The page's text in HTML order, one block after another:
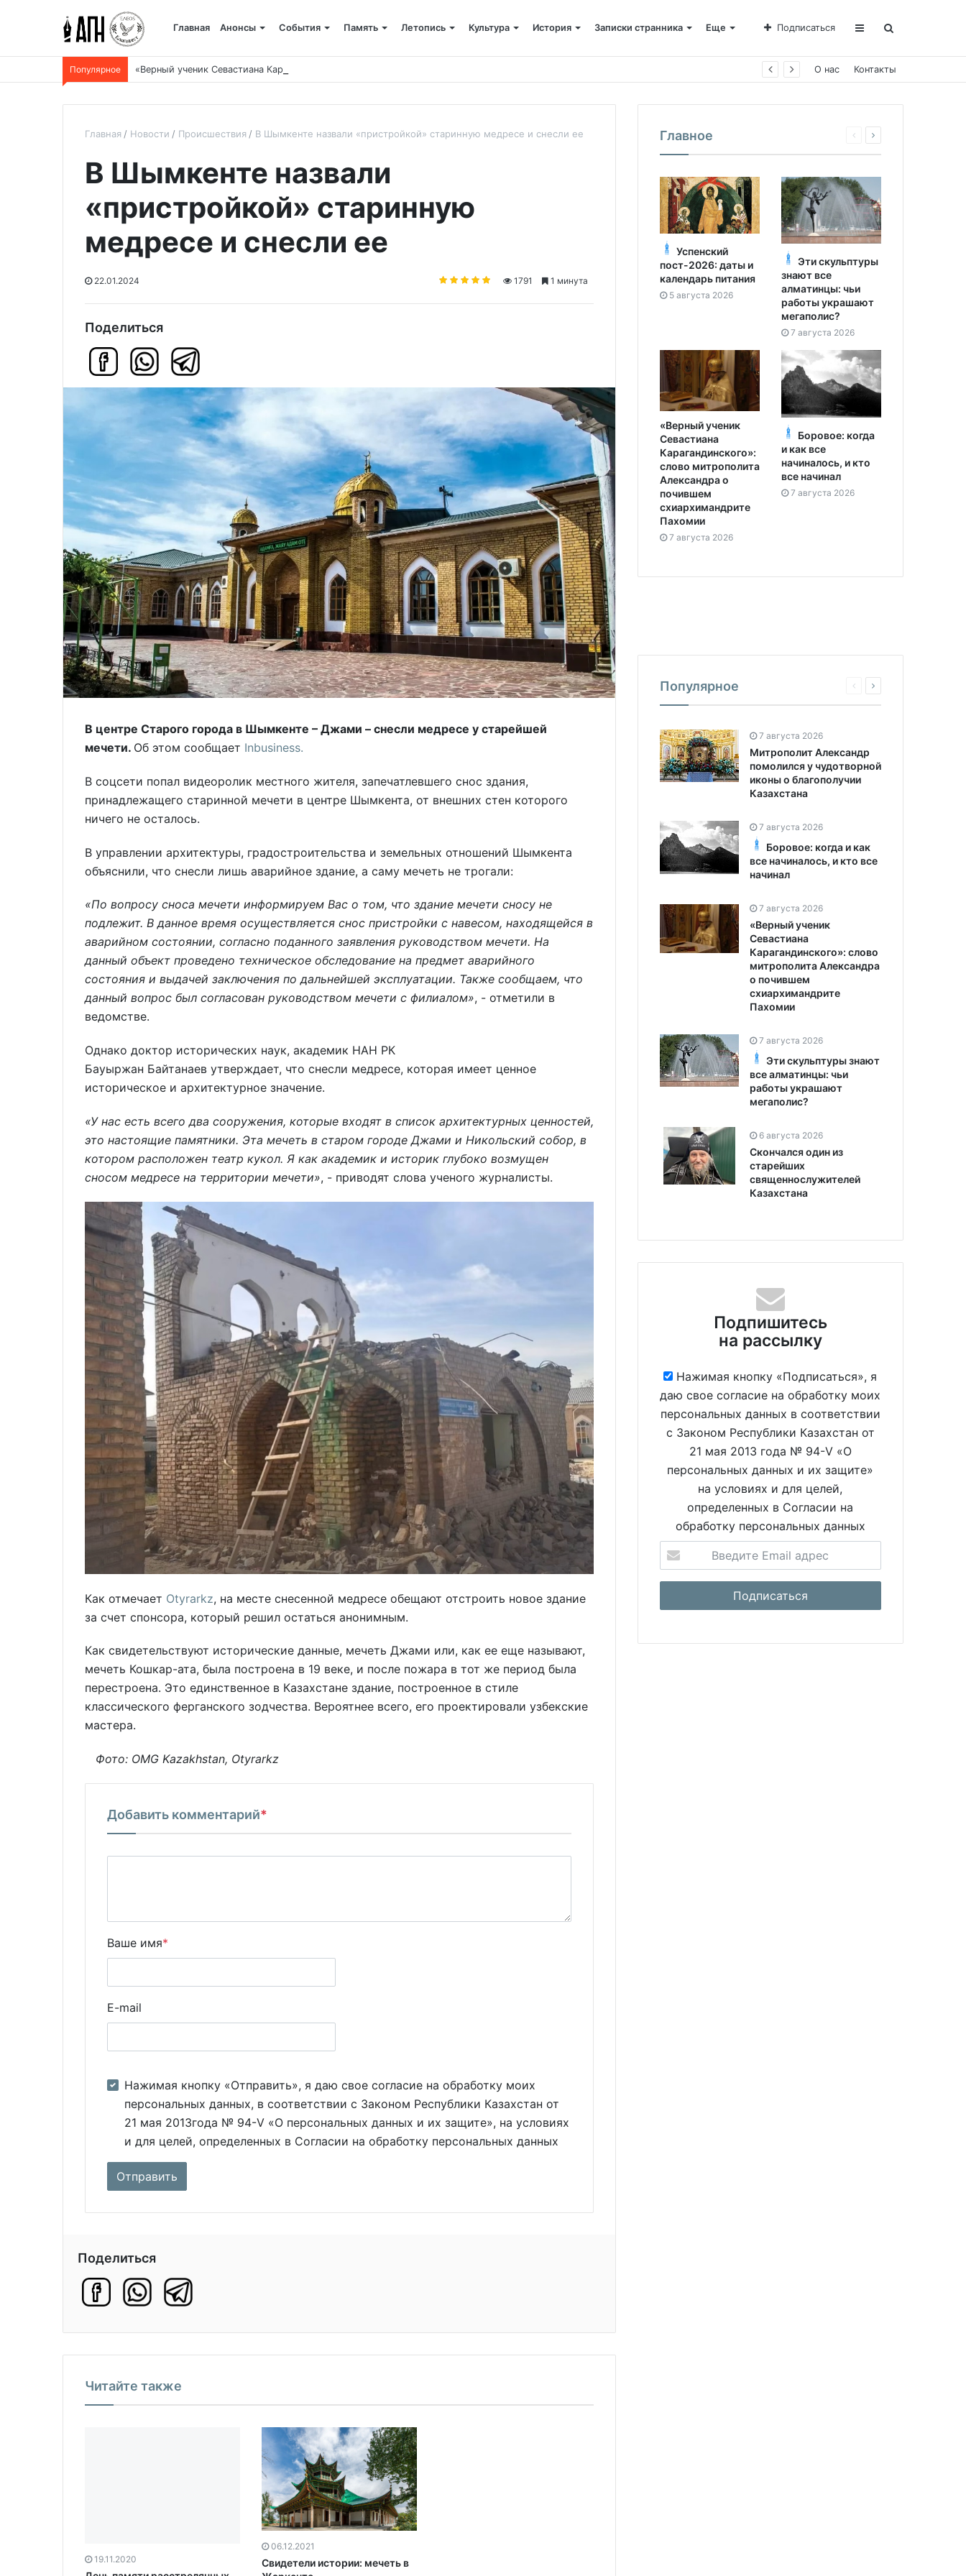
Главная Анонсы События Память Летопись Культура История Записки странника Еще Подписаться
Популярное «Верный ученик Севастиана Карагандинского»: слово митрополита Александра о почившем схиархимандрите Пахомии О нас Контакты
Главная Новости Происшествия В Шымкенте назвали «пристройкой» старинную медресе и снесли ее
В Шымкенте назвали
«пристройкой» старинную
медресе и снесли ее
22.01.2024 1791 1 минута
Поделиться
В центре Старого города в Шымкенте – Джами – снесли медресе у старейшей
мечети. Об этом сообщает Inbusiness.
В соцсети попал видеоролик местного жителя, запечатлевшего снос здания,
принадлежащего старинной мечети в центре Шымкента, от внешних стен которого
ничего не осталось.
В управлении архитектуры, градостроительства и земельных отношений Шымкента
объяснили, что снесли лишь аварийное здание, а саму мечеть не трогали:
«По вопросу сноса мечети информируем Вас о том, что здание мечети сносу не
подлежит. В данное время осуществляется снос пристройки с навесом, находящейся в
аварийном состоянии, согласно поданного заявления руководством мечети. На
данный объект проведено техническое обследование на предмет аварийного
состояния и выдачей заключения по дальнейшей эксплуатации. Также сообщаем, что
данный вопрос был согласован руководством мечети с филиалом», - отметили в
ведомстве.
Однако доктор исторических наук, академик НАН РК
Бауыржан Байтанаев утверждает, что снесли медресе, которая имеет ценное
историческое и архитектурное значение.
«У нас есть всего два сооружения, которые входят в список архитектурных ценностей,
это настоящие памятники. Эта мечеть в старом городе Джами и Никольский собор, в
котором расположен театр кукол. Я как академик и историк глубоко возмущен
сносом медресе на территории мечети», - приводят слова ученого журналисты.
Как отмечает Otyrarkz, на месте снесенной медресе обещают отстроить новое здание
за счет спонсора, который решил остаться анонимным.
Как свидетельствуют исторические данные, мечеть Джами или, как ее еще называют,
мечеть Кошкар-ата, была построена в 19 веке, и после пожара в тот же период была
перестроена. Это единственное в Казахстане здание, построенное в стиле
классического ферганского зодчества. Вероятнее всего, его проектировали узбекские
мастера.
Фото: OMG Kazakhstan, Otyrarkz
Добавить комментарий*
Ваше имя*
E-mail
Нажимая кнопку «Отправить», я даю свое согласие на обработку моих
персональных данных, в соответствии с Законом Республики Казахстан от
21 мая 2013года № 94-V «О персональных данных и их защите», на условиях
и для целей, определенных в Согласии на обработку персональных данных
Поделиться
Читайте также
под Шымкентом
06.12.2021
Свидетели истории: мечеть в
Главное
Успенский
пост-2026: даты и
календарь питания
5 августа 2026
Эти скульптуры
знают все
алматинцы: чьи
работы украшают
мегаполис?
7 августа 2026
«Верный ученик
Севастиана
Карагандинского»:
слово митрополита
Александра о
почившем
схиархимандрите
Пахомии
7 августа 2026
Боровое: когда
и как все
начиналось, и кто
все начинал
7 августа 2026
Популярное
7 августа 2026
Митрополит Александр
помолился у чудотворной
иконы о благополучии
Казахстана
7 августа 2026
Боровое: когда и как
все начиналось, и кто все
начинал
7 августа 2026
«Верный ученик
Севастиана
Карагандинского»: слово
митрополита Александра
о почившем
схиархимандрите
Пахомии
7 августа 2026
Эти скульптуры знают
все алматинцы: чьи
работы украшают
мегаполис?
6 августа 2026
Скончался один из
старейших
священнослужителей
Казахстана
Подпишитесь
на рассылку
Нажимая кнопку «Подписаться», я
даю свое согласие на обработку моих
персональных данных в соответствии
с Законом Республики Казахстан от
21 мая 2013 года № 94-V «О
персональных данных и их защите»
на условиях и для целей,
определенных в Согласии на
обработку персональных данных